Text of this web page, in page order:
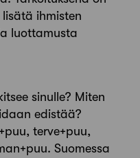
ihmisten
luottamusta
sinulle? Miten
edistää?
terve+puu,
Suomessa